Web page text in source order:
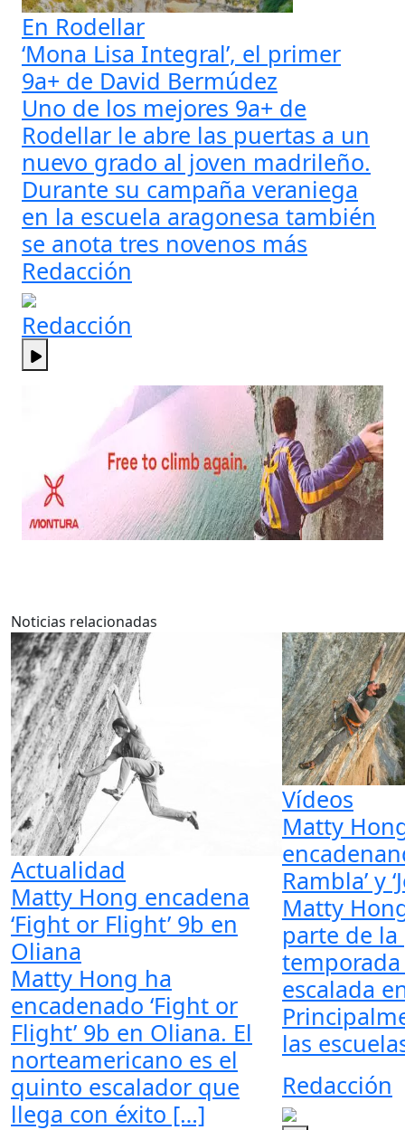
En Rodellar
‘Mona Lisa Integral’, el primer
9a+ de David Bermúdez
Uno de los mejores 9a+ de
Rodellar le abre las puertas a un
nuevo grado al joven madrileño.
Durante su campaña veraniega
en la escuela aragonesa también
se anota tres novenos más
Redacción
Redacción
Noticias relacionadas
Actualidad
Matty Hong encadena
‘Fight or Flight’ 9b en
Oliana
Matty Hong ha
encadenado ‘Fight or
Flight’ 9b en Oliana. El
norteamericano es el
quinto escalador que
llega con éxito […]
Vídeos
Matty
Rambla’ y
Matty
parte de la
escalada
las
Redacción